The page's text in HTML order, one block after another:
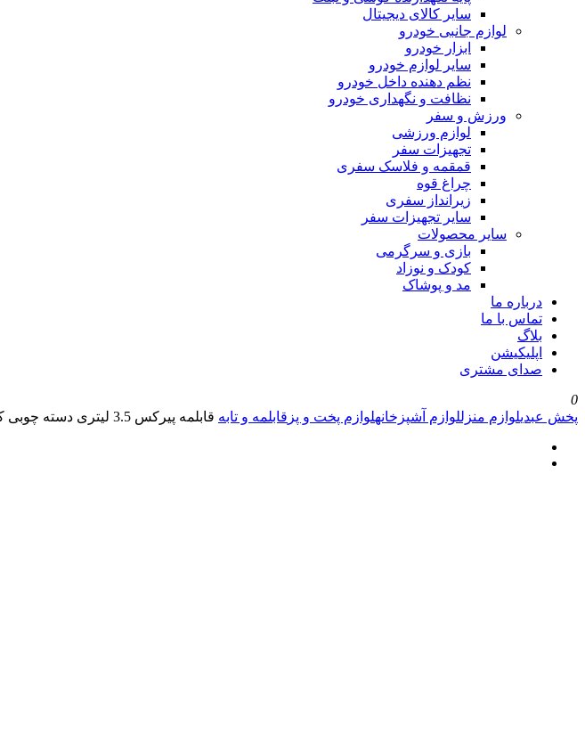
سایر کالای دیجیتال
لوازم جانبی خودرو
ابزار خودرو
سایر لوازم خودرو
نظم دهنده داخل خودرو
نظافت و نگهداری خودرو
ورزش و سفر
لوازم ورزشی
تجهیزات سفر
قمقمه و فلاسک سفری
چراغ قوه
زیرانداز سفری
سایر تجهیزات سفر
سایر محصولات
بازی و سرگرمی
کودک و نوزاد
مد و پوشاک
درباره ما
تماس با ما
بلاگ
اپلیکیشن
صدای مشتری
0
پخش عبدیلوازم منزللوازم آشپزخانهلوازم پخت و پز قابلمه و تابه قابلمه پیرکس 3.5 لیتری دسته چوبی کد 332